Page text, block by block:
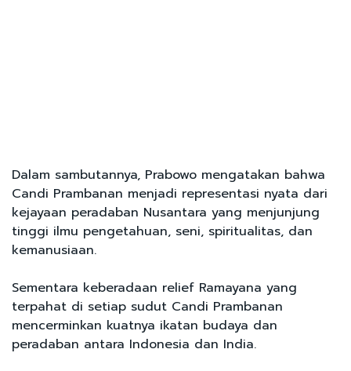
Dalam sambutannya, Prabowo mengatakan bahwa
Candi Prambanan menjadi representasi nyata dari
kejayaan peradaban Nusantara yang menjunjung
tinggi ilmu pengetahuan, seni, spiritualitas, dan
kemanusiaan.
Sementara keberadaan relief Ramayana yang
terpahat di setiap sudut Candi Prambanan
mencerminkan kuatnya ikatan budaya dan
peradaban antara Indonesia dan India.